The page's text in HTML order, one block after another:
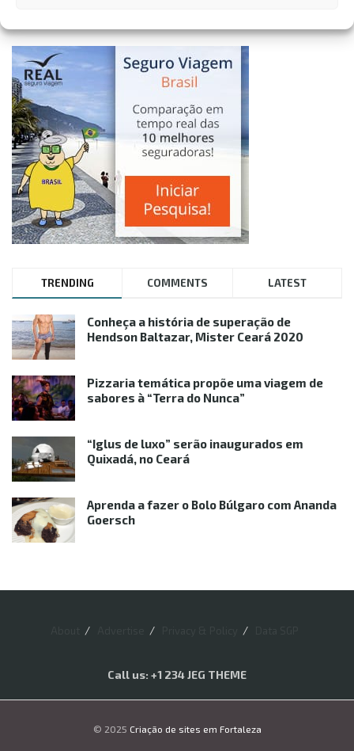
TRENDING COMMENTS LATEST
Conheça a história de superação de
Hendson Baltazar, Mister Ceará 2020
Pizzaria temática propõe uma viagem de
sabores à “Terra do Nunca”
“Iglus de luxo” serão inaugurados em
Quixadá, no Ceará
Aprenda a fazer o Bolo Búlgaro com Ananda
Goersch
Call us: +1 234 JEG THEME
© 2025 Criação de sites em Fortaleza